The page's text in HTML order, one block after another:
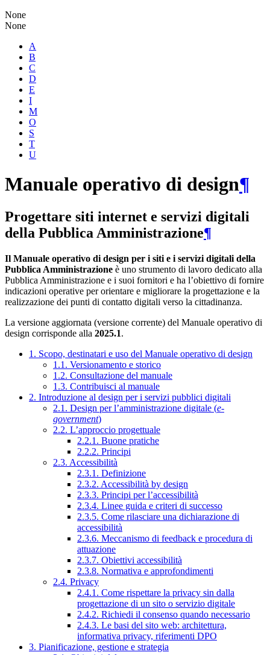
None
None
A
B
C
D
E
I
M
O
S
T
U
Manuale operativo di design¶
Progettare siti internet e servizi digitali
della Pubblica Amministrazione¶
Il Manuale operativo di design per i siti e i servizi digitali della
Pubblica Amministrazione è uno strumento di lavoro dedicato alla
Pubblica Amministrazione e i suoi fornitori e ha l’obiettivo di fornire
indicazioni operative per orientare e migliorare la progettazione e la
realizzazione dei punti di contatto digitali verso la cittadinanza.
La versione aggiornata (versione corrente) del Manuale operativo di
design corrisponde alla 2025.1.
1. Scopo, destinatari e uso del Manuale operativo di design
1.1. Versionamento e storico
1.2. Consultazione del manuale
1.3. Contribuisci al manuale
2. Introduzione al design per i servizi pubblici digitali
2.1. Design per l’amministrazione digitale (e-
government)
2.2. L’approccio progettuale
2.2.1. Buone pratiche
2.2.2. Principi
2.3. Accessibilità
2.3.1. Definizione
2.3.2. Accessibilità by design
2.3.3. Principi per l’accessibilità
2.3.4. Linee guida e criteri di successo
2.3.5. Come rilasciare una dichiarazione di
accessibilità
2.3.6. Meccanismo di feedback e procedura di
attuazione
2.3.7. Obiettivi accessibilità
2.3.8. Normativa e approfondimenti
2.4. Privacy
2.4.1. Come rispettare la privacy sin dalla
progettazione di un sito o servizio digitale
2.4.2. Richiedi il consenso quando necessario
2.4.3. Le basi del sito web: architettura,
informativa privacy, riferimenti DPO
3. Pianificazione, gestione e strategia